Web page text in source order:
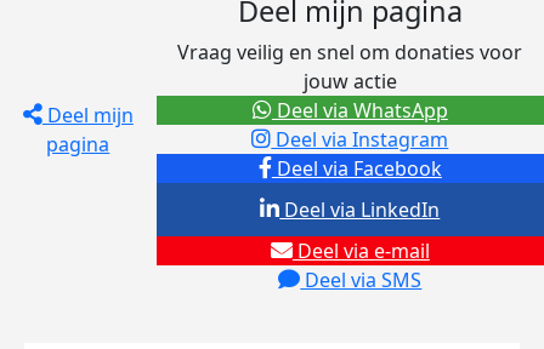
Deel mijn
pagina
Deel mijn pagina
Vraag veilig en snel om donaties voor
jouw actie
Deel via Facebook
Deel via Instagram
Deel via e-mail
Deel via SMS
Deel via LinkedIn
Deel via WhatsApp